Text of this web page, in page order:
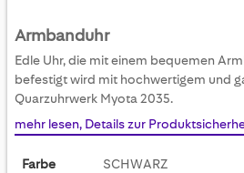
of
the
gallery
Armbanduhr
Edle Uhr, die mit einem bequemen
befestigt wird mit hochwertigem und
Quarzuhrwerk Myota 2035.
mehr lesen, Details zur
Farbe
SCHWARZ